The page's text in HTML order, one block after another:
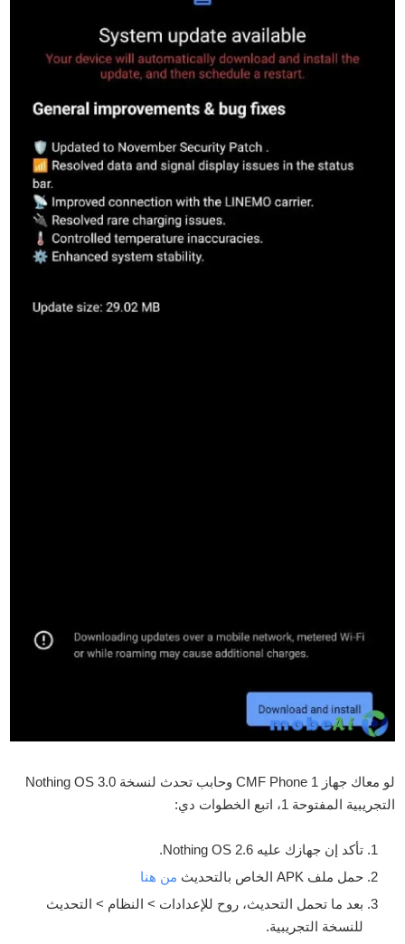
لو معاك جهاز CMF Phone 1 وحابب تحدث لنسخة Nothing OS 3.0
التجريبية المفتوحة 1، اتبع الخطوات دي:
تأكد إن جهازك عليه Nothing OS 2.6.
حمل ملف APK الخاص بالتحديث
من هنا
بعد ما تحمل التحديث، روح للإعدادات > النظام > التحديث
للنسخة التجريبية.